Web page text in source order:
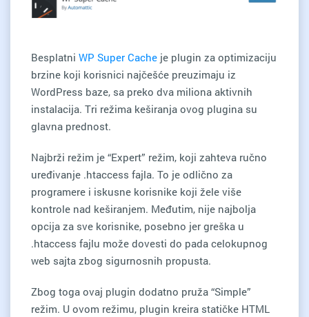
Besplatni WP Super Cache je plugin za optimizaciju
brzine koji korisnici najčešće preuzimaju iz
WordPress baze, sa preko dva miliona aktivnih
instalacija. Tri režima keširanja ovog plugina su
glavna prednost.
Najbrži režim je “Expert” režim, koji zahteva ručno
uređivanje .htaccess fajla. To je odlično za
programere i iskusne korisnike koji žele više
kontrole nad keširanjem. Međutim, nije najbolja
opcija za sve korisnike, posebno jer greška u
.htaccess fajlu može dovesti do pada celokupnog
web sajta zbog sigurnosnih propusta.
Zbog toga ovaj plugin dodatno pruža “Simple”
režim. U ovom režimu, plugin kreira statičke HTML